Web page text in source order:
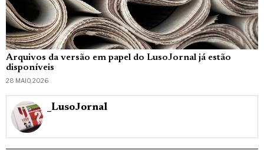
Arquivos da versão em papel do LusoJornal já estão
disponíveis
28 MAIO, 2026
_LusoJornal